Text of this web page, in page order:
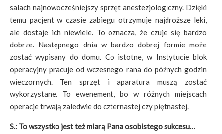
salach najnowocześniejszy sprzęt anestezjologiczny. Dzięki
temu pacjent w czasie zabiegu otrzymuje najdroższe leki,
ale dostaje ich niewiele. To oznacza, że czuje się bardzo
dobrze. Następnego dnia w bardzo dobrej formie może
zostać wypisany do domu. Co istotne, w Instytucie blok
operacyjny pracuje od wczesnego rana do późnych godzin
wieczornych. Ten sprzęt i aparatura muszą zostać
wykorzystane. To ewenement, bo w różnych miejscach
operacje trwają zaledwie do czternastej czy piętnastej.
S.: To wszystko jest też miarą Pana osobistego sukcesu…